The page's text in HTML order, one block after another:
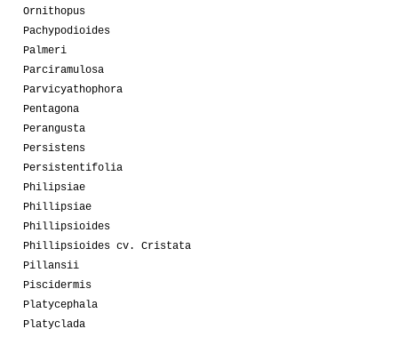
Ornithopus
Pachypodioides
Palmeri
Parciramulosa
Parvicyathophora
Pentagona
Perangusta
Persistens
Persistentifolia
Philipsiae
Phillipsiae
Phillipsioides
Phillipsioides cv. Cristata
Pillansii
Piscidermis
Platycephala
Platyclada